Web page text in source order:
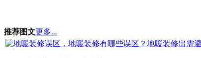
推荐图文更多...